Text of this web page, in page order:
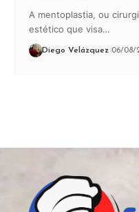
A mentoplastia, ou
estético que visa…
Diego Velázquez 06/08/